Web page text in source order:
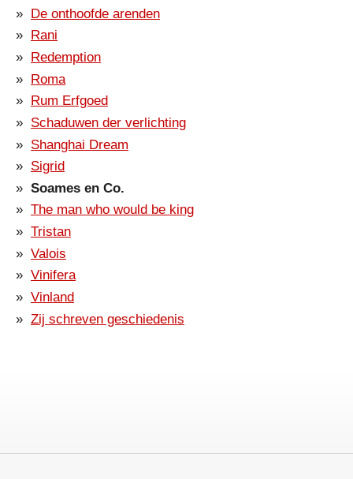
De onthoofde arenden
Rani
Redemption
Roma
Rum Erfgoed
Schaduwen der verlichting
Shanghai Dream
Sigrid
Soames en Co.
The man who would be king
Tristan
Valois
Vinifera
Vinland
Zij schreven geschiedenis